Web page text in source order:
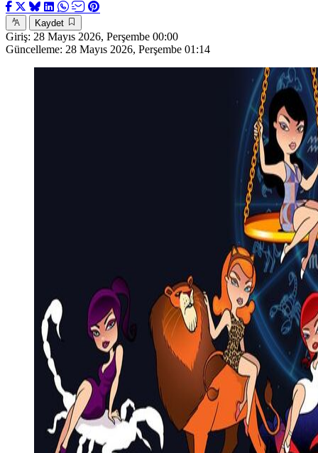
Kaydet
Giriş: 28 Mayıs 2026, Perşembe 00:00
Güncelleme: 28 Mayıs 2026, Perşembe 01:14